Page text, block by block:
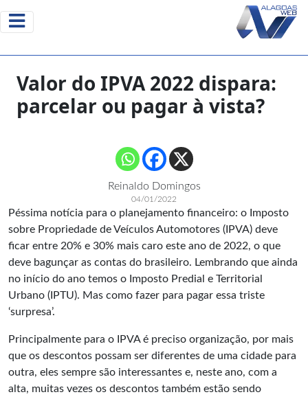
Valor do IPVA 2022 dispara:
parcelar ou pagar à vista?
Reinaldo Domingos
04/01/2022
Péssima notícia para o planejamento financeiro: o Imposto
sobre Propriedade de Veículos Automotores (IPVA) deve
ficar entre 20% e 30% mais caro este ano de 2022, o que
deve bagunçar as contas do brasileiro. Lembrando que ainda
no início do ano temos o Imposto Predial e Territorial
Urbano (IPTU). Mas como fazer para pagar essa triste
‘surpresa’.
Principalmente para o IPVA é preciso organização, por mais
que os descontos possam ser diferentes de uma cidade para
outra, eles sempre são interessantes e, neste ano, com a
alta, muitas vezes os descontos também estão sendo